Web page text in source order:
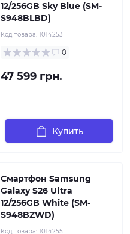
12/256GB Sky Blue (SM-
S948BLBD)
Код товара: 1014253
0
47 599 грн.
Купить
Смартфон Samsung
Galaxy S26 Ultra
12/256GB White (SM-
S948BZWD)
Код товара: 1014255